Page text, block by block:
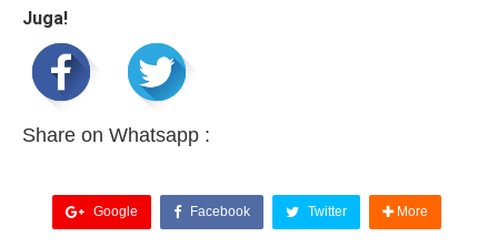
Juga!
Share on Whatsapp :
Google Facebook Twitter More